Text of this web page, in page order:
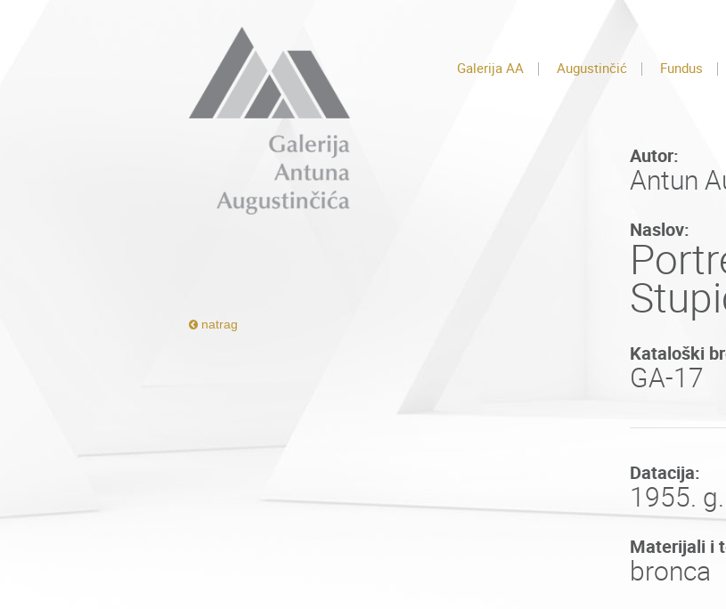
Galerija AA Augustinčić Fundus
natrag
Autor:
Antun
Naslov:
Kataloški
GA-17
Datacija:
1955. g.
Materijali i
bronca